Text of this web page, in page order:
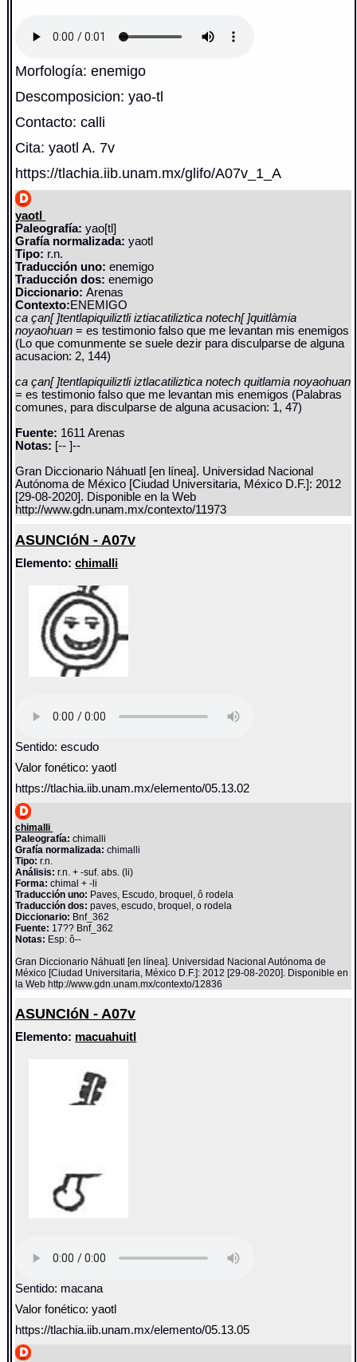
Morfología: enemigo
Descomposicion: yao-tl
Contacto: calli
Cita: yaotl A. 7v
https://tlachia.iib.unam.mx/glifo/A07v_1_A
yaotl
Paleografía: yao[tl]
Grafía normalizada: yaotl
Tipo: r.n.
Traducción uno: enemigo
Traducción dos: enemigo
Diccionario:Arenas
Contexto:ENEMIGO
ca çan[ ]tentlapiquiliztli iztiacatiliztica notech[ ]quitlàmia
noyaohuan= es testimonio falso que me levantan mis enemigos
(Lo que comunmente se suele dezir para disculparse de alguna
acusacion: 2, 144)
ca çan[ ]tentlapiquiliztli iztlacatiliztica notech quitlamia noyaohuan
= es testimonio falso que me levantan mis enemigos (Palabras
comunes, para disculparse de alguna acusacion: 1, 47)
Fuente: 1611 Arenas
Notas: [-- ]--
Gran Diccionario Náhuatl [en línea]. Universidad Nacional
Autónoma de México [Ciudad Universitaria, México D.F.]: 2012
[29-08-2020]. Disponible en la Web
http://www.gdn.unam.mx/contexto/11973
ASUNCIóN - A07v
Elemento:chimalli
Sentido: escudo
Valor fonético: yaotl
https://tlachia.iib.unam.mx/elemento/05.13.02
chimalli
Paleografía: chimalli
Grafía normalizada: chimalli
Tipo: r.n.
Análisis: r.n. + -suf. abs. (li)
Forma: chimal + -li
Traducción uno: Paves, Escudo, broquel, ô rodela
Traducción dos: paves, escudo, broquel, o rodela
Diccionario: Bnf_362
Fuente: 17?? Bnf_362
Notas: Esp: ô--
Gran Diccionario Náhuatl [en línea]. Universidad Nacional Autónoma de
México [Ciudad Universitaria, México D.F.]: 2012 [29-08-2020]. Disponible en
la Web http://www.gdn.unam.mx/contexto/12836
ASUNCIóN - A07v
Elemento: macuahuitl
Sentido: macana
Valor fonético: yaotl
https://tlachia.iib.unam.mx/elemento/05.13.05